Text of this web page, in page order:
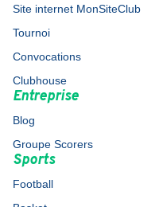
Site internet MonSiteClub
Tournoi
Convocations
Clubhouse
Entreprise
Blog
Groupe Scorers
Sports
Football